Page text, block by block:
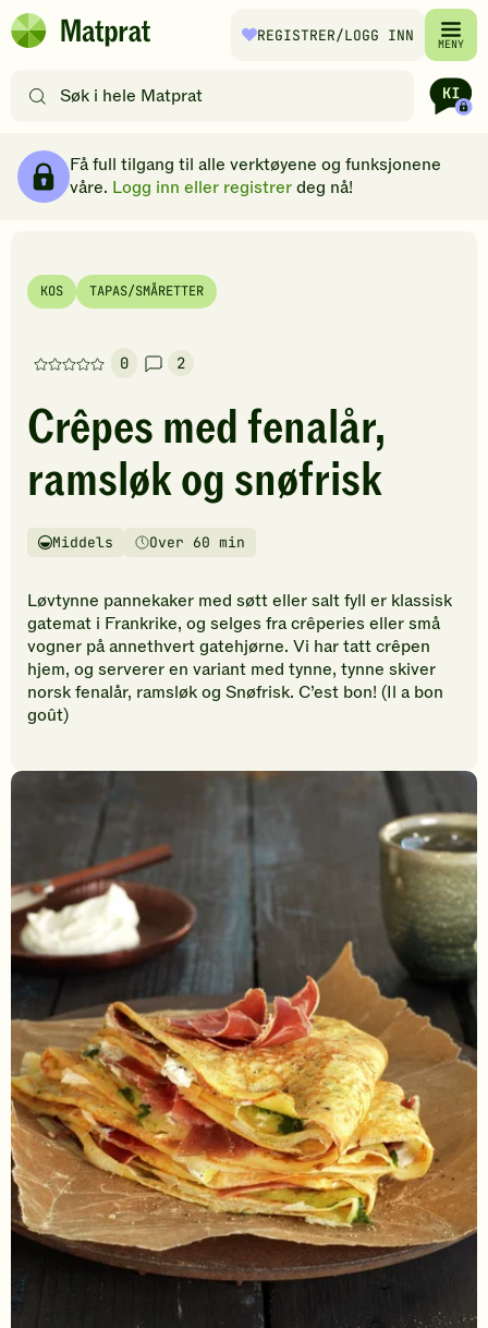
Hopp til hovedinnhold
Matprat
REGISTRER/LOGG INN MENY
etter
filtre
Få full tilgang til alle verktøyene og funksjonene
våre. Logg inn eller registrerdeg nå!
KOS TAPAS/SMÅRETTER
0
Denne
har
foreløpig
ingen
vurderinger.
den
å
vurdere
denne
oppskriften.
2
Crêpes med fenalår,
ramsløk og snøfrisk
Vanskelighetsgrad
Middels
TilberedningstidOver 60 min
Løvtynne pannekaker med søtt eller salt fyll er klassisk
gatemat i Frankrike, og selges fra crêperies eller små
vogner på annethvert gatehjørne. Vi har tatt crêpen
hjem, og serverer en variant med tynne, tynne skiver
norsk fenalår, ramsløk og Snøfrisk. C’est bon! (Il a bon
goût)